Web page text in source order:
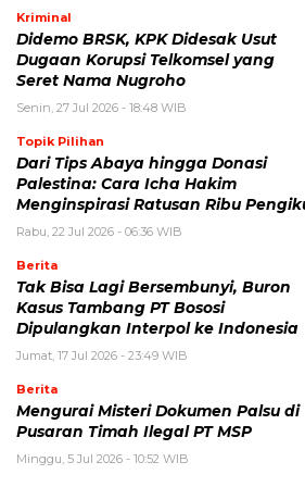
Kriminal
Didemo BRSK, KPK Didesak Usut
Dugaan Korupsi Telkomsel yang
Seret Nama Nugroho
Senin, 27 Jul 2026 - 18:48 WIB
Topik Pilihan
Dari Tips Abaya hingga Donasi
Palestina: Cara Icha Hakim
Menginspirasi Ratusan Ribu
Rabu, 22 Jul 2026 - 06:36 WIB
Berita
Tak Bisa Lagi Bersembunyi, Buron
Kasus Tambang PT Bososi
Dipulangkan Interpol ke Indonesia
Jumat, 17 Jul 2026 - 23:49 WIB
Berita
Mengurai Misteri Dokumen Palsu di
Pusaran Timah Ilegal PT MSP
Minggu, 5 Jul 2026 - 10:52 WIB